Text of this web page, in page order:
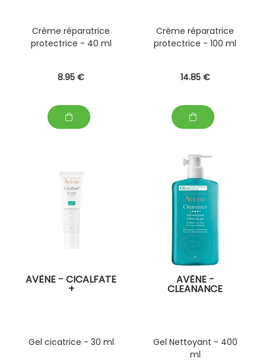
Crème réparatrice
protectrice - 40 ml
8.95 €
Crème réparatrice
protectrice - 100 ml
14.85 €
AVÈNE - CICALFATE
+
Gel cicatrice - 30 ml
AVÈNE -
CLEANANCE
Gel Nettoyant - 400
ml